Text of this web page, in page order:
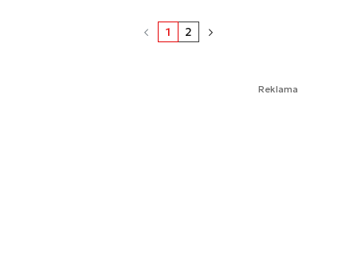
1 2
Reklama